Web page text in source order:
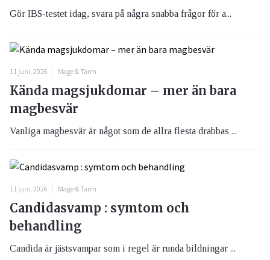
Gör IBS-testet idag, svara på några snabba frågor för a...
11 juni, 2026 Mage & Tarm
Kända magsjukdomar – mer än bara
magbesvär
Vanliga magbesvär är något som de allra flesta drabbas ...
11 juni, 2026 Mage & Tarm
Candidasvamp : symtom och
behandling
Candida är jästsvampar som i regel är runda bildningar ...